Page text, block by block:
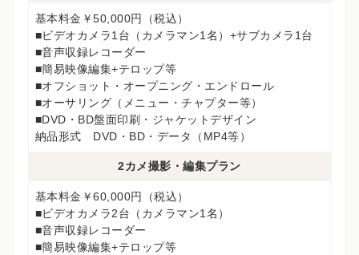
基本料金￥50,000円（税込）
■ビデオカメラ1台（カメラマン1名）+サブカメラ1台
■音声収録レコーダー
■簡易映像編集+テロップ等
■オフショット・オープニング・エンドロール
■オーサリング（メニュー・チャプター等）
■DVD・BD盤面印刷・ジャケットデザイン
納品形式 DVD・BD・データ（MP4等）
2カメ撮影・編集プラン
基本料金￥60,000円（税込）
■ビデオカメラ2台（カメラマン1名）
■音声収録レコーダー
■簡易映像編集+テロップ等